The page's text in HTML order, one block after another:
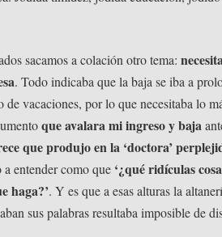
sacamos a colación otro tema:
. Todo indicaba que la baja se iba a
de vacaciones, por lo que necesitaba lo
que avalara mi ingreso y baja
que produjo en la ‘doctora’
entender como que ‘¿qué ridículas
haga?’. Y es que a esas alturas la
sus palabras resultaba imposible de